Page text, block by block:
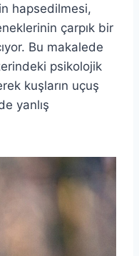
hapsedilmesi,
çarpık bir
Bu makalede
psikolojik
kuşların uçuş
yanlış